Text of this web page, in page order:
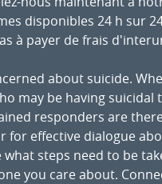
disponibles 24 h sur
à payer de frais
about suicide.
may be having suicidal
responders are
for effective dialogue
steps need to be
you care about.